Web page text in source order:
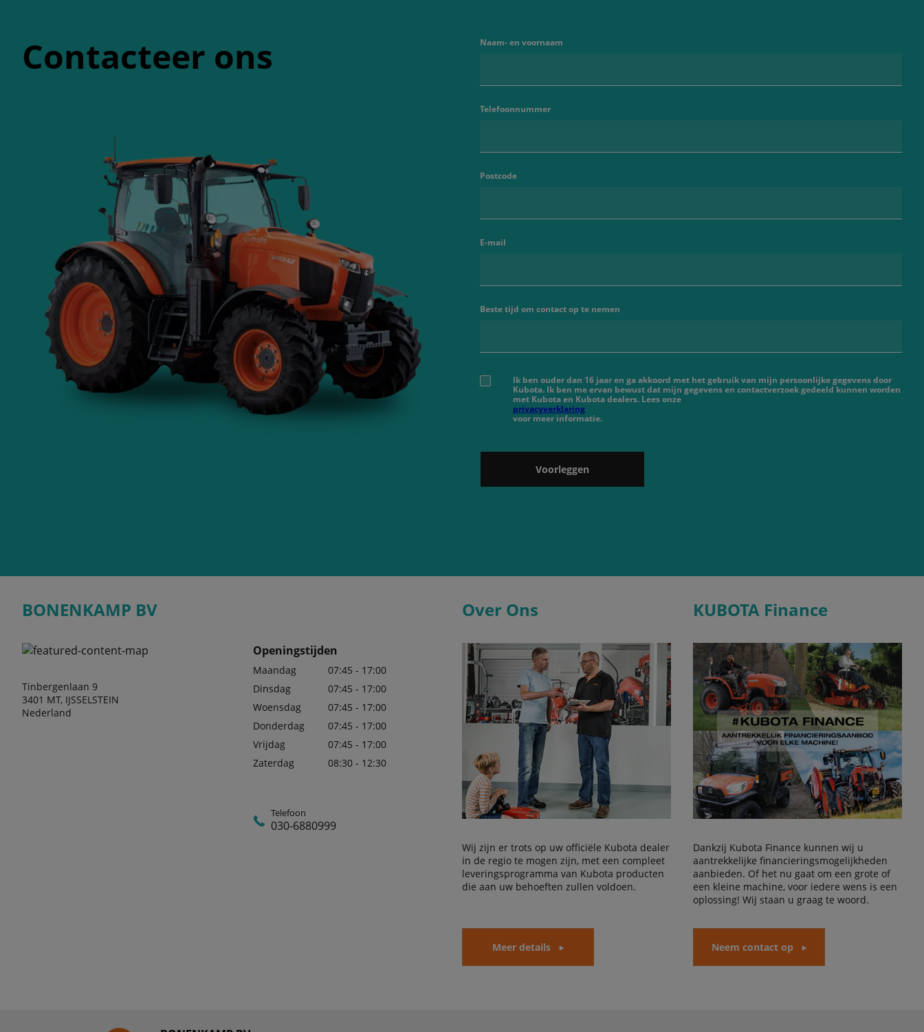
Contacteer ons Naam- en voornaam
Telefoonnummer
Postcode
E-mail
Beste tijd om contact op te nemen
Ik ben ouder dan 16 jaar en ga akkoord met het gebruik van mijn persoonlijke gegevens door
Kubota. Ik ben me ervan bewust dat mijn gegevens en contactverzoek gedeeld kunnen worden
met Kubota en Kubota dealers. Lees onze
privacyverklaring
voor meer informatie.
Voorleggen
BONENKAMP BV
Tinbergenlaan 9
3401 MT, IJSSELSTEIN
Nederland
Openingstijden
Maandag
07:45 - 17:00
Dinsdag
07:45 - 17:00
Woensdag
07:45 - 17:00
Donderdag
07:45 - 17:00
Vrijdag
07:45 - 17:00
Zaterdag
08:30 - 12:30
Telefoon
030-6880999
Over Ons
Wij zijn er trots op uw officiële Kubota dealer
in de regio te mogen zijn, met een compleet
leveringsprogramma van Kubota producten
die aan uw behoeften zullen voldoen.
Meer details
KUBOTA Finance
Dankzij Kubota Finance kunnen wij u
aantrekkelijke financieringsmogelijkheden
aanbieden. Of het nu gaat om een grote of
een kleine machine, voor iedere wens is een
oplossing! Wij staan u graag te woord.
Neem contact op